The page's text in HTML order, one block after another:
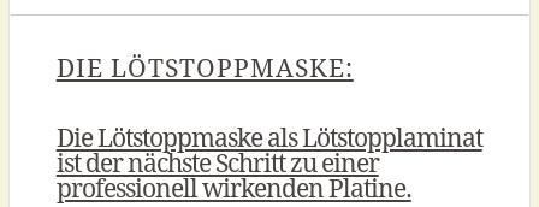
DIE LÖTSTOPPMASKE:
Die Lötstoppmaske als Lötstopplaminat
ist der nächste Schritt zu einer
professionell wirkenden Platine.